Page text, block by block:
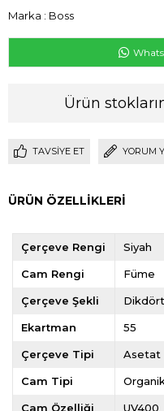
Marka : Boss
Ürün
TAVSIYE ET YORUM
ÜRÜN ÖZELLIKLERI
Çerçeve Rengi Siyah
Cam Rengi Füme
Çerçeve Şekli
Ekartman 55
Çerçeve Tipi Asetat
Cam Tipi
Cam Özelliği UV400